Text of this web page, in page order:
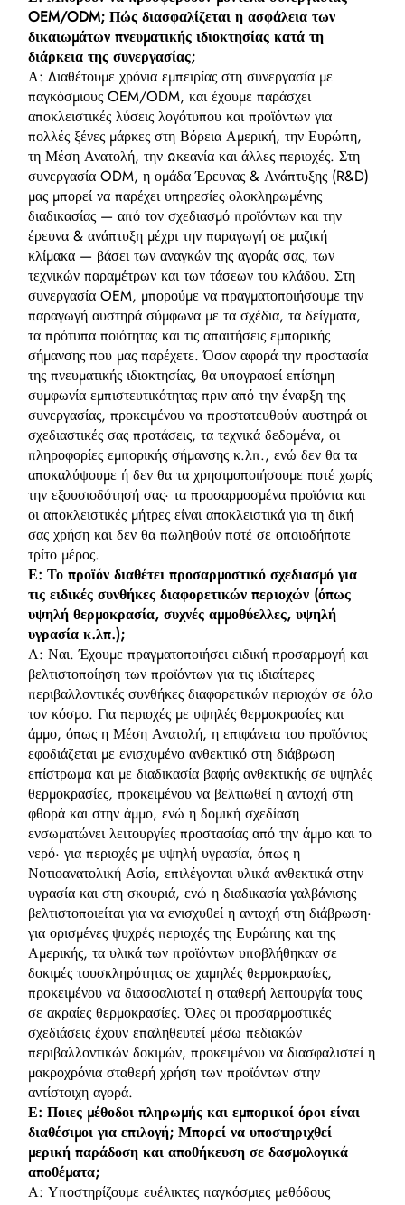
OEM/ODM; Πώς διασφαλίζεται η ασφάλεια των
δικαιωμάτων πνευματικής ιδιοκτησίας κατά τη
διάρκεια της συνεργασίας;
Α: Διαθέτουμε χρόνια εμπειρίας στη συνεργασία με
παγκόσμιους OEM/ODM, και έχουμε παράσχει
αποκλειστικές λύσεις λογότυπου και προϊόντων για
πολλές ξένες μάρκες στη Βόρεια Αμερική, την Ευρώπη,
τη Μέση Ανατολή, την Ωκεανία και άλλες περιοχές. Στη
συνεργασία ODM, η ομάδα Έρευνας & Ανάπτυξης (R&D)
μας μπορεί να παρέχει υπηρεσίες ολοκληρωμένης
διαδικασίας — από τον σχεδιασμό προϊόντων και την
έρευνα & ανάπτυξη μέχρι την παραγωγή σε μαζική
κλίμακα — βάσει των αναγκών της αγοράς σας, των
τεχνικών παραμέτρων και των τάσεων του κλάδου. Στη
συνεργασία OEM, μπορούμε να πραγματοποιήσουμε την
παραγωγή αυστηρά σύμφωνα με τα σχέδια, τα δείγματα,
τα πρότυπα ποιότητας και τις απαιτήσεις εμπορικής
σήμανσης που μας παρέχετε. Όσον αφορά την προστασία
της πνευματικής ιδιοκτησίας, θα υπογραφεί επίσημη
συμφωνία εμπιστευτικότητας πριν από την έναρξη της
συνεργασίας, προκειμένου να προστατευθούν αυστηρά οι
σχεδιαστικές σας προτάσεις, τα τεχνικά δεδομένα, οι
πληροφορίες εμπορικής σήμανσης κ.λπ., ενώ δεν θα τα
αποκαλύψουμε ή δεν θα τα χρησιμοποιήσουμε ποτέ χωρίς
την εξουσιοδότησή σας· τα προσαρμοσμένα προϊόντα και
οι αποκλειστικές μήτρες είναι αποκλειστικά για τη δική
σας χρήση και δεν θα πωληθούν ποτέ σε οποιοδήποτε
τρίτο μέρος.
Ε: Το προϊόν διαθέτει προσαρμοστικό σχεδιασμό για
τις ειδικές συνθήκες διαφορετικών περιοχών (όπως
υψηλή θερμοκρασία, συχνές αμμοθύελλες, υψηλή
υγρασία κ.λπ.);
Α: Ναι. Έχουμε πραγματοποιήσει ειδική προσαρμογή και
βελτιστοποίηση των προϊόντων για τις ιδιαίτερες
περιβαλλοντικές συνθήκες διαφορετικών περιοχών σε όλο
τον κόσμο. Για περιοχές με υψηλές θερμοκρασίες και
άμμο, όπως η Μέση Ανατολή, η επιφάνεια του προϊόντος
εφοδιάζεται με ενισχυμένο ανθεκτικό στη διάβρωση
επίστρωμα και με διαδικασία βαφής ανθεκτικής σε υψηλές
θερμοκρασίες, προκειμένου να βελτιωθεί η αντοχή στη
φθορά και στην άμμο, ενώ η δομική σχεδίαση
ενσωματώνει λειτουργίες προστασίας από την άμμο και το
νερό· για περιοχές με υψηλή υγρασία, όπως η
Νοτιοανατολική Ασία, επιλέγονται υλικά ανθεκτικά στην
υγρασία και στη σκουριά, ενώ η διαδικασία γαλβάνισης
βελτιστοποιείται για να ενισχυθεί η αντοχή στη διάβρωση·
για ορισμένες ψυχρές περιοχές της Ευρώπης και της
Αμερικής, τα υλικά των προϊόντων υποβλήθηκαν σε
δοκιμές τουσκληρότητας σε χαμηλές θερμοκρασίες,
προκειμένου να διασφαλιστεί η σταθερή λειτουργία τους
σε ακραίες θερμοκρασίες. Όλες οι προσαρμοστικές
σχεδιάσεις έχουν επαληθευτεί μέσω πεδιακών
περιβαλλοντικών δοκιμών, προκειμένου να διασφαλιστεί η
μακροχρόνια σταθερή χρήση των προϊόντων στην
αντίστοιχη αγορά.
Ε: Ποιες μέθοδοι πληρωμής και εμπορικοί όροι είναι
διαθέσιμοι για επιλογή; Μπορεί να υποστηριχθεί
μερική παράδοση και αποθήκευση σε δασμολογικά
αποθέματα;
Α: Υποστηρίζουμε ευέλικτες παγκόσμιες μεθόδους